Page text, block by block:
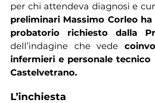
per chi attendeva diagnosi e
preliminari Massimo Corleo
probatorio richiesto dalla
dell’indagine che vede
infermieri e personale
Castelvetrano.
L’inchiesta